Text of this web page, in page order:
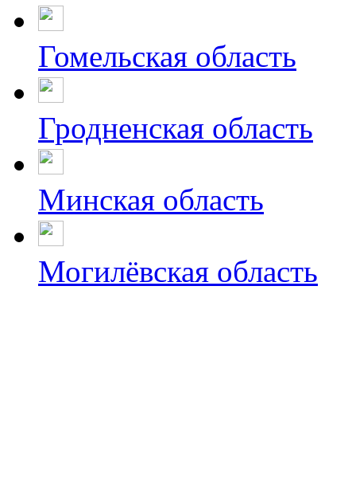
Гомельская область
Гродненская область
Минская область
Могилёвская область